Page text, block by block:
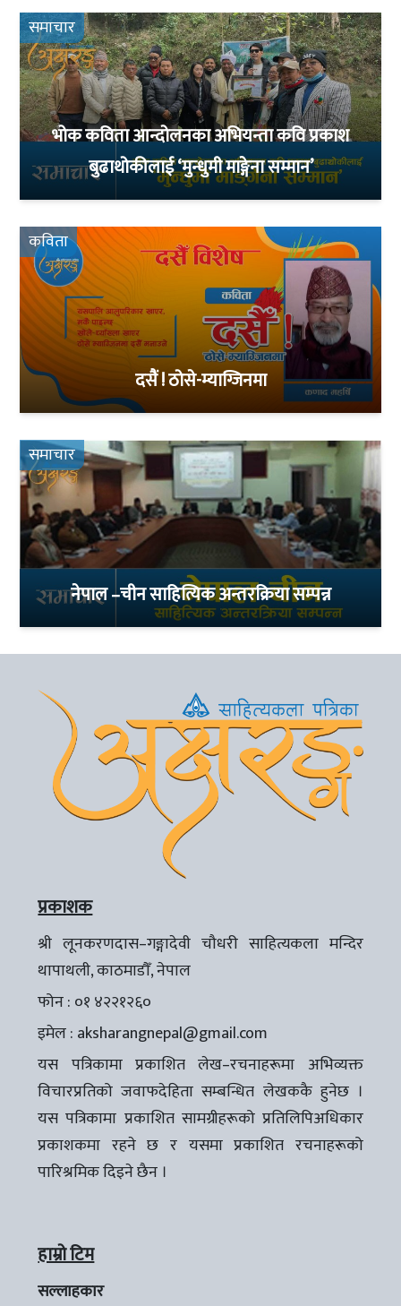
समाचार
भोक कविता आन्दोलनका अभियन्ता कवि प्रकाश
बुढाथोकीलाई ‘मुन्धुमी माङ्गेना सम्मान’
कविता
दसैं ! ठोसे-म्याग्जिनमा
समाचार
नेपाल –चीन साहित्यिक अन्तरक्रिया सम्पन्न
प्रकाशक
श्री लूनकरणदास–गङ्गादेवी चौधरी साहित्यकला मन्दिर
थापाथली, काठमाडौँ, नेपाल
फोन : ०१ ४२२१२६०
इमेल : aksharangnepal@gmail.com
यस पत्रिकामा प्रकाशित लेख–रचनाहरूमा अभिव्यक्त
विचारप्रतिको जवाफदेहिता सम्बन्धित लेखककै हुनेछ ।
यस पत्रिकामा प्रकाशित सामग्रीहरूको प्रतिलिपिअधिकार
प्रकाशकमा रहने छ र यसमा प्रकाशित रचनाहरूको
पारिश्रमिक दिइने छैन ।
हाम्रो टिम
सल्लाहकार